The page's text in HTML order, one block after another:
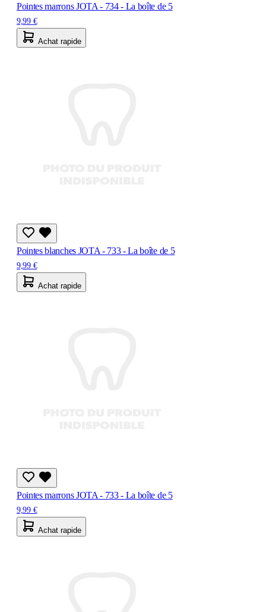
Pointes marrons JOTA - 734 - La boîte de 5
9,99 €
Achat rapide
Pointes blanches JOTA - 733 - La boîte de 5
9,99 €
Achat rapide
Pointes marrons JOTA - 733 - La boîte de 5
9,99 €
Achat rapide